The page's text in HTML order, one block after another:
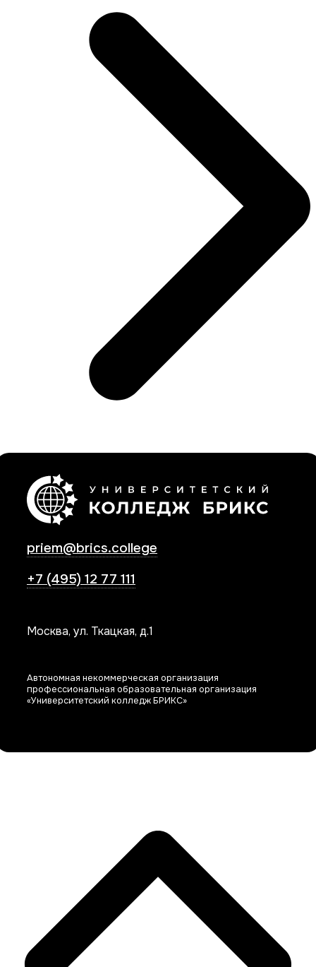
priem@brics.college
+7 (495) 12 77 111
Москва, ул. Ткацкая, д.1
Автономная некоммерческая организация
профессиональная образовательная организация
«Университетский колледж БРИКС»